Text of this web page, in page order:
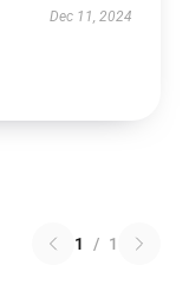
Dec 11, 2024
1 / 1